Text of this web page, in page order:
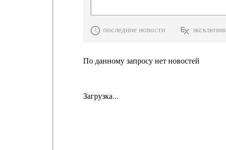
последние новости эксклюзив
По данному запросу нет новостей
Загрузка...